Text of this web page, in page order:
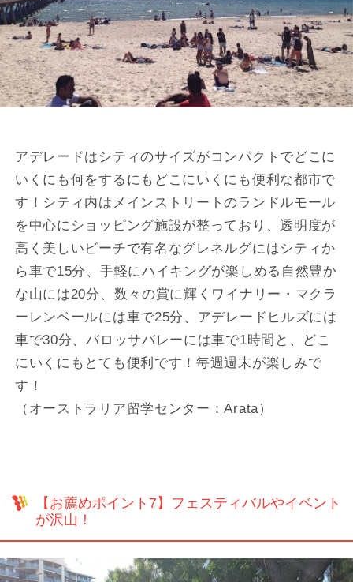
アデレードはシティのサイズがコンパクトでどこに
いくにも何をするにもどこにいくにも便利な都市で
す！シティ内はメインストリートのランドルモール
を中心にショッピング施設が整っており、透明度が
高く美しいビーチで有名なグレネルグにはシティか
ら車で15分、手軽にハイキングが楽しめる自然豊か
な山には20分、数々の賞に輝くワイナリー・マクラ
ーレンベールには車で25分、アデレードヒルズには
車で30分、バロッサバレーには車で1時間と、どこ
にいくにもとても便利です！毎週週末が楽しみで
す！
（オーストラリア留学センター：Arata）
【お薦めポイント7】フェスティバルやイベント
が沢山！